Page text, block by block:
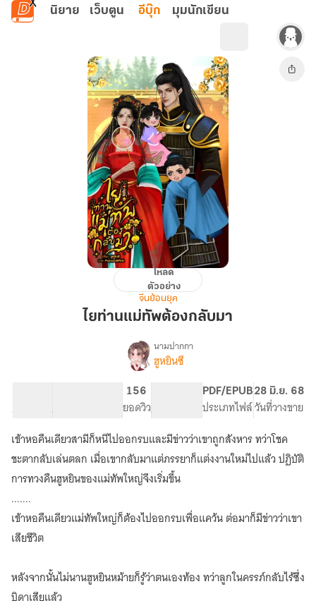
ข้ามไปยังเนื้อหาหลัก
นิยาย เว็บตูน อีบุ๊ก มุมนักเขียน
แม่ทัพ
โหลด
ตัวอย่าง
จีนย้อนยุค
ไยท่านแม่ทัพต้องกลับมา
เรื่อง
ไย
กลับ
มา
นามปากกา
ฮูหยินซี
จำนวนคำ จำนวนหน้า (A5)
156
ยอดวิวระดับเนื้อหา
PDF/EPUB
ประเภทไฟล์
28 มิ.ย. 68
วันที่วางขาย
เข้าหอคืนเดียวสามีก็หนีไปออกรบและมีข่าวว่าเขาถูกสังหาร ทว่าโชค
ชะตากลับเล่นตลก เมื่อเขากลับมาแต่ภรรยาก็แต่งงานใหม่ไปแล้ว ปฏิบัติ
การทวงคืนฮูหยินของแม่ทัพใหญ่จึงเริ่มขึ้น
.......
เข้าหอคืนเดียวแม่ทัพใหญ่ก็ต้องไปออกรบเพื่อแคว้น ต่อมาก็มีข่าวว่าเขา
เสียชีวิต
หลังจากนั้นไม่นานฮูหยินหม้ายก็รู้ว่าตนเองท้อง ทว่าลูกในครรภ์กลับไร้ซึ่ง
บิดาเสียแล้ว